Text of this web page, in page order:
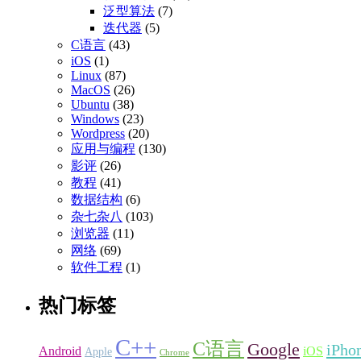
泛型算法 (7)
迭代器 (5)
C语言 (43)
iOS (1)
Linux (87)
MacOS (26)
Ubuntu (38)
Windows (23)
Wordpress (20)
应用与编程 (130)
影评 (26)
教程 (41)
数据结构 (6)
杂七杂八 (103)
浏览器 (11)
网络 (69)
软件工程 (1)
热门标签
Android Apple C++ Chrome C语言 Google iOS